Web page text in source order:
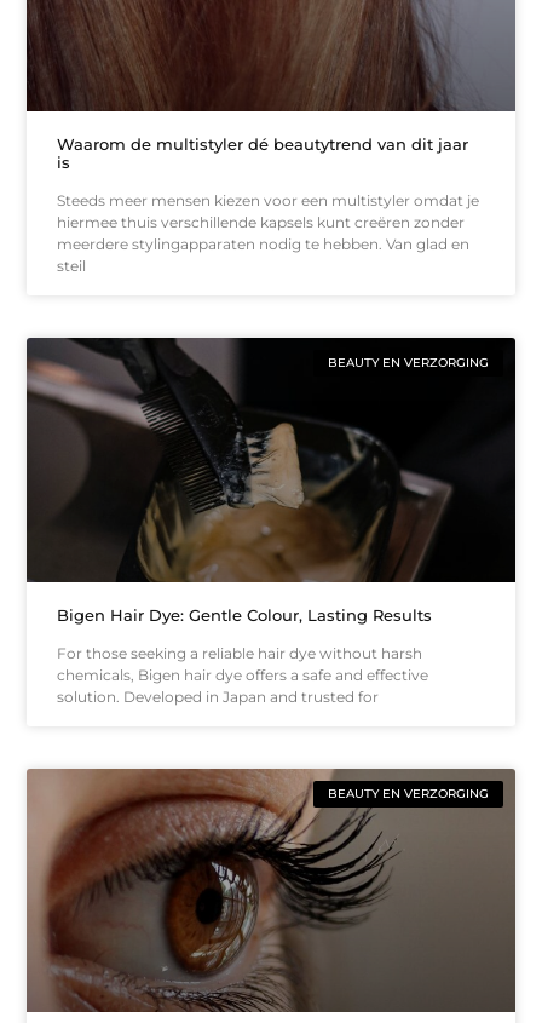
Waarom de multistyler dé beautytrend van dit jaar
is
Steeds meer mensen kiezen voor een multistyler omdat je
hiermee thuis verschillende kapsels kunt creëren zonder
meerdere stylingapparaten nodig te hebben. Van glad en
steil
BEAUTY EN VERZORGING
Bigen Hair Dye: Gentle Colour, Lasting Results
For those seeking a reliable hair dye without harsh
chemicals, Bigen hair dye offers a safe and effective
solution. Developed in Japan and trusted for
BEAUTY EN VERZORGING